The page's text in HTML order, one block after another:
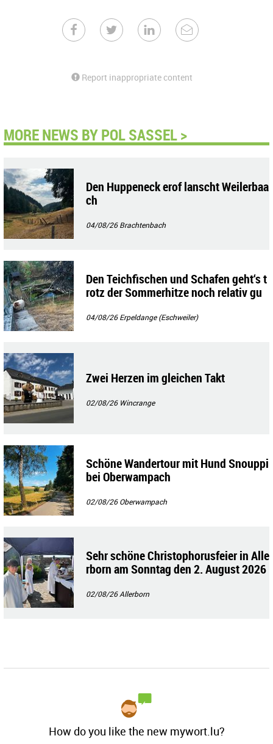
Report inappropriate content
MORE NEWS BY POL SASSEL >
Den Huppeneck erof lanscht Weilerbaa
ch
04/08/26Brachtenbach
Den Teichfischen und Schafen geht‘s t
rotz der Sommerhitze noch relativ gu
04/08/26Erpeldange (Eschweiler)
Zwei Herzen im gleichen Takt
02/08/26 Wincrange
Schöne Wandertour mit Hund Snouppi
bei Oberwampach
02/08/26Oberwampach
Sehr schöne Christophorusfeier in Alle
rborn am Sonntag den 2. August 2026
02/08/26Allerborn
How do you like the new mywort.lu?